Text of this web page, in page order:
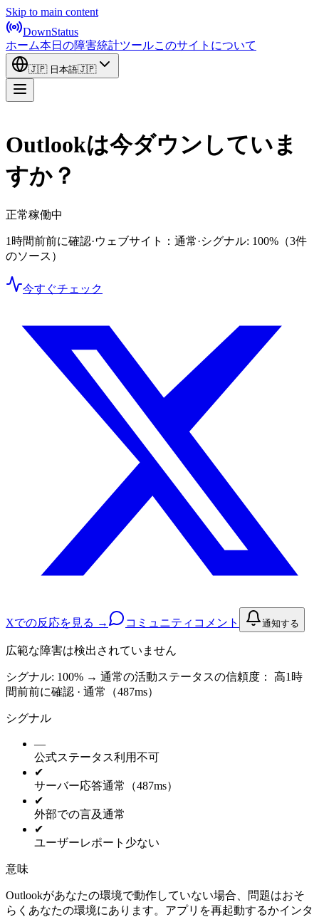
Skip to main content
DownStatus
ホーム本日の障害統計ツールこのサイトについて
🇯🇵 日本語🇯🇵
Outlookは今ダウンしていま
すか？
正常稼働中
1時間前前に確認·ウェブサイト：通常·シグナル: 100% （3件
のソース）
今すぐチェック
Xでの反応を見る → コミュニティコメント 通知する
広範な障害は検出されていません
シグナル: 100% → 通常の活動ステータスの信頼度： 高1時
間前前に確認 · 通常（487ms）
シグナル
—
公式ステータス利用不可
✔
サーバー応答通常（487ms）
✔
外部での言及通常
✔
ユーザーレポート 少ない
意味
Outlookがあなたの環境で動作していない場合、問題はおそ
らくあなたの環境にあります。アプリを再起動するかインタ